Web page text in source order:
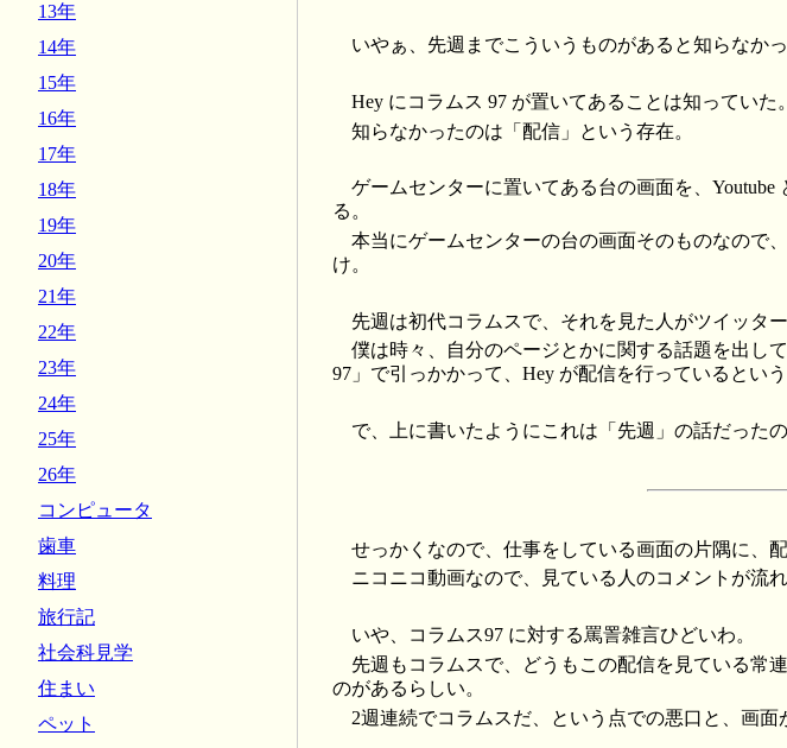
いやぁ、先週までこういうものがあると知らなか
Hey にコラムス 97 が置いてあることは知っていた。
知らなかったのは「配信」という存在。
ゲームセンターに置いてある台の画面を、
る。
本当にゲームセンターの台の画面そのものなので
け。
先週は初代コラムスで、それを見た人がツイッタ
僕は時々、自分のページとかに関する話題を出し
97」で引っかかって、Hey が配信を行っているという
で、上に書いたようにこれは「先週」の話だった
せっかくなので、仕事をしている画面の片隅に、
ニコニコ動画なので、見ている人のコメントが流れ
いや、コラムス97 に対する罵詈雑言ひどいわ。
先週もコラムスで、どうもこの配信を見ている常
のがあるらしい。
2週連続でコラムスだ、という点での悪口と、画
13年
14年
15年
16年
17年
18年
19年
20年
21年
22年
23年
24年
25年
26年
コンピュータ
歯車
料理
旅行記
社会科見学
住まい
ペット